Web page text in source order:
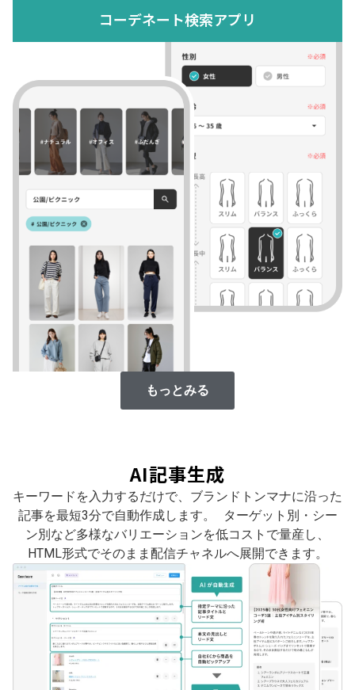
コーデネート検索アプリ
もっとみる
AI記事生成
キーワードを入力するだけで、ブランドトンマナに沿った
記事を最短3分で自動作成します。 ターゲット別・シー
ン別など多様なバリエーションを低コストで量産し、
HTML形式でそのまま配信チャネルへ展開できます。